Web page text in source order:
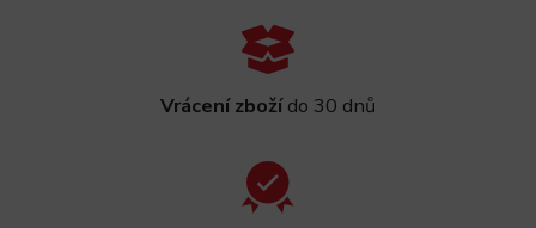
Vrácení zbožído 30 dnů